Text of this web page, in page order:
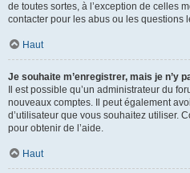
de toutes sortes, à l’exception de celles
contacter pour les abus ou les questions
Haut
Je souhaite m’enregistrer, mais je n’y
Il est possible qu’un administrateur du
nouveaux comptes. Il peut également
d’utilisateur que vous souhaitez utiliser.
pour obtenir de l’aide.
Haut